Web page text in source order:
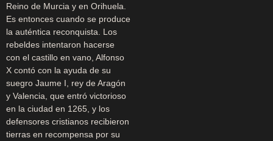
Reino de Murcia y en Orihuela.
Es entonces cuando se produce
la auténtica reconquista. Los
rebeldes intentaron hacerse
con el castillo en vano, Alfonso
X contó con la ayuda de su
suegro Jaume I, rey de Aragón
y Valencia, que entró victorioso
en la ciudad en 1265, y los
defensores cristianos recibieron
tierras en recompensa por su